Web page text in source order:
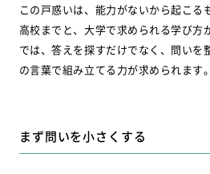
この戸惑いは、能力がないから起こる
高校までと、大学で求められる学び方
では、答えを探すだけでなく、問いを
の言葉で組み立てる力が求められます。
まず問いを小さくする